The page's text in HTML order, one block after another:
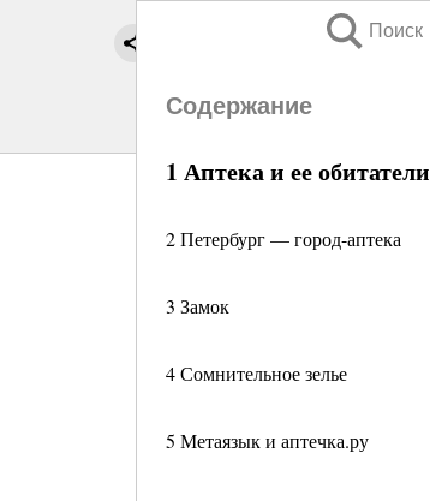
Поиск
Содержание
1 Аптека и ее обитатели
2 Петербург — город-аптека
3 Замок
4 Сомнительное зелье
5 Метаязык и аптечка.ру